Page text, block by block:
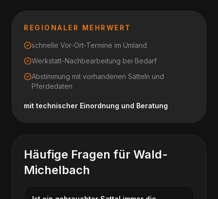
REGIONALER MEHRWERT
schnelle Vor-Ort-Termine im Umland
Werkstatt-Nachbearbeitung bei Bedarf
Abstimmung mit vorhandenen Sätteln und
Pferdedaten
mit technischer Einordnung und Beratung
Häufige Fragen für Wald-
Michelbach